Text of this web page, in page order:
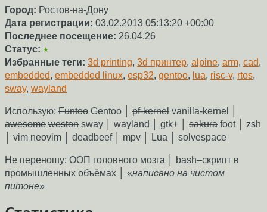
Город: Ростов-на-Дону
Дата регистрации: 03.02.2013 05:13:20 +00:00
Последнее посещение: 26.04.26
Статус: ★
Избранные теги: 3d printing, 3d принтер, alpine, arm, cad,
embedded, embedded linux, esp32, gentoo, lua, risc-v, rtos,
sway, wayland
Использую: Funtoo Gentoo │ pf-kernel vanilla-kernel │
awesome weston sway │ wayland │ gtk+ │ sakura foot │ zsh
vim neovim │ deadbeef│ mpv │ Lua │ solvespace
Не переношу: ООП головного мозга │ bash–скрипт в
промышленных объёмах │ «написано на чистом
питоне»